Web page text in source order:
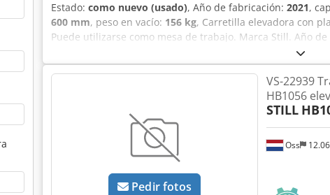
Estado: como nuevo (usado), Año de fabricación: 2021,
600 mm, peso en vacío: 156 kg, Carretilla elevadora con
Puede utilizarse como mesa de trabajo. Marca Still. Año
Capacidad: 1.000 kg. Se adjuntará un vídeo. Dsdpszg I E
Pedir fotos
Oss
VS-22939
HB1056
STILL